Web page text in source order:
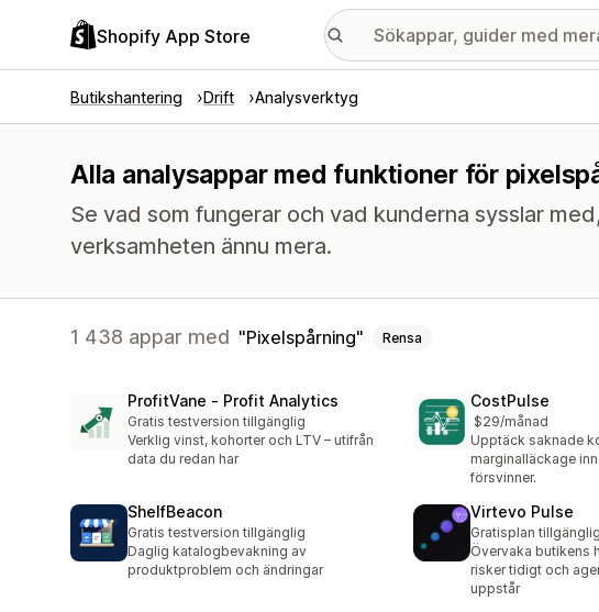
Shopify App Store
Butikshantering Drift Analysverktyg
Alla analysappar med funktioner för
Se vad som fungerar och vad kunderna sysslar
verksamheten ännu mera.
1 438 appar med Pixelspårning Rensa
ProfitVane ‑ Profit Analytics
Gratis testversion tillgänglig
Verklig vinst, kohorter och LTV – utifrån
data du redan har
CostPulse
$29/månad
Upptäck saknade
marginalläckage
försvinner.
ShelfBeacon
Gratis testversion tillgänglig
Daglig katalogbevakning av
produktproblem och ändringar
Virtevo Pulse
Gratisplan tillgänglig
Övervaka butikens
risker tidigt och
uppstår